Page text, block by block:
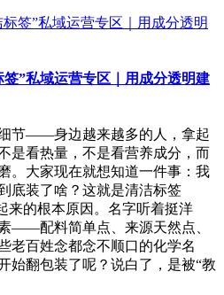
签”私域运营专区｜用成分透明建
节——身边越来越多的人，拿起
是看热量，不是看营养成分，而
。大家现在就想知道一件事：我
底装了啥？这就是清洁标签
来的根本原因。名字听着挺洋
——配料简单点、来源天然点、
老百姓念都念不顺口的化学名
始翻包装了呢？说白了，是被“教